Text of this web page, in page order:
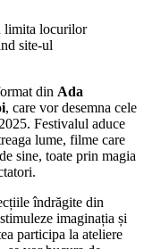
limita locurilor
site-ul
din Ada
, care vor desemna cele
Festivalul aduce
lume, filme care
sine, toate prin magia
îndrăgite din
imaginația și
participa la ateliere